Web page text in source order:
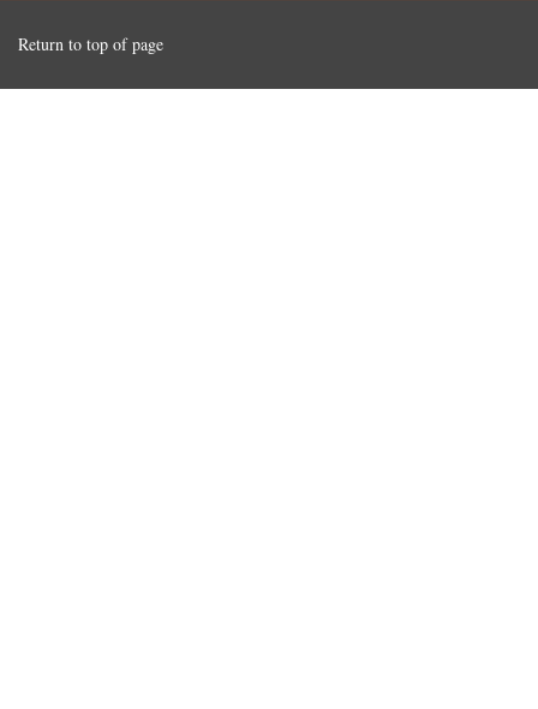
Return to top of page